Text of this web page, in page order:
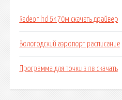
Radeon hd 6470м скачать драйвер
Вологодский аэропорт расписание
Программа для точки в пв скачать